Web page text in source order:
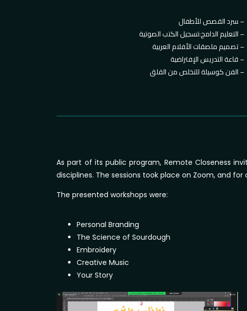
سرد القصص للأطفال –
التعليم الدامج:تسجيل الكتب الصوتية –
تصميم ملصقات الأفلام العربية –
قاعة التدريس الإفتراضية –
الفن كوسيلة للتخلص من القلق –
As part of its public program, Remote Closeness
disciplines. The sessions took place on Zoom, and
The presented workshops were:
Personal Branding
The Science of Sourdough
Embroidery
Creative Music
Your Story